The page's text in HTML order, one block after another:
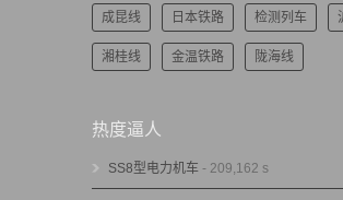
成昆线 日本铁路 检测列车
湘桂线 金温铁路 陇海线
热度逼人
SS8型电力机车 - 209,162 s